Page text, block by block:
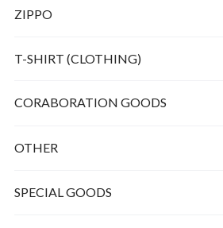
Bunny peanuts + Chain
ZIPPO
T-SHIRT (CLOTHING)
CORABORATION GOODS
OTHER
SPECIAL GOODS